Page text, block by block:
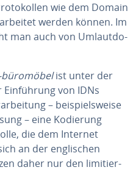
wie dem Domain
werden können. Im
man auch von Um­laut­do­
ist unter der
von IDNs
– bei­spiels­wei­se
– eine Kodierung
die dem Internet
an der eng­li­schen
daher nur den li­mi­tier­